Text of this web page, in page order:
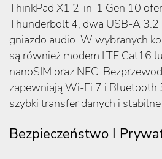
ThinkPad X1 2-in-1 Gen 10
Thunderbolt 4, dwa USB-A 3.2
gniazdo audio. W wybranych
są również modem LTE Cat16
nanoSIM oraz NFC.
zapewniają Wi-Fi 7 i Bluetooth
szybki transfer danych i stabilne
Bezpieczeństwo I